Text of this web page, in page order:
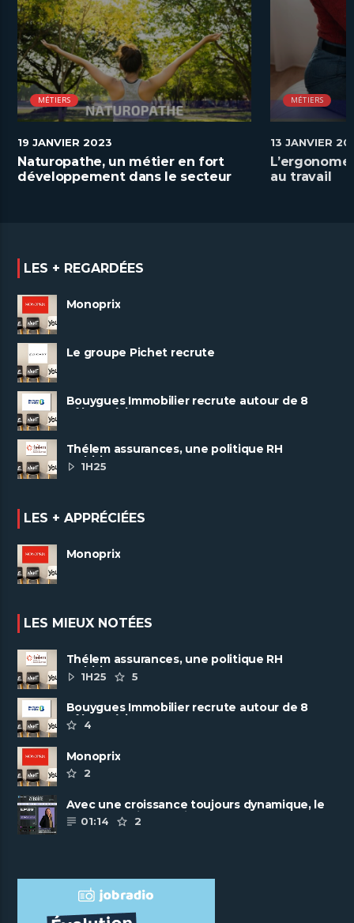
MÉTIERS
19 JANVIER 2023
Naturopathe, un métier en fort
développement dans le secteur
MÉTIERS
13 JANVIER
au travail
LES + REGARDÉES
Monoprix
Le groupe Pichet recrute
Bouygues Immobilier recrute autour de 8
pôles métiers
Thélem assurances, une politique RH
ambitieuse
1H25
LES + APPRÉCIÉES
Monoprix
LES MIEUX NOTÉES
Thélem assurances, une politique RH
ambitieuse
1H25 5
Bouygues Immobilier recrute autour de 8
pôles métiers
4
Monoprix
2
Avec une croissance toujours dynamique, le
groupe Scalian continue de ......
01:14 2